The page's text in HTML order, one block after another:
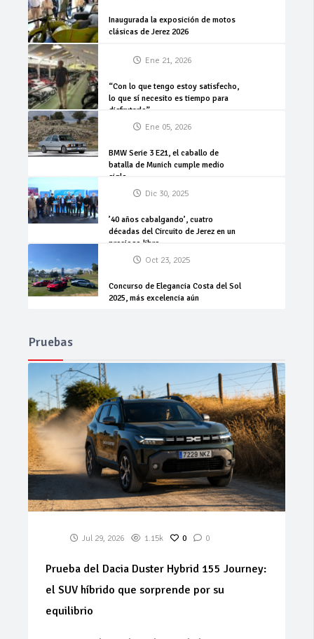
Inaugurada la exposición de motos
clásicas de Jerez 2026
Ene 21, 2026
“Con lo que tengo estoy satisfecho,
lo que sí necesito es tiempo para
disfrutarlo”
Ene 05, 2026
BMW Serie 3 E21, el caballo de
batalla de Munich cumple medio
siglo
Dic 30, 2025
’40 años cabalgando’, cuatro
décadas del Circuito de Jerez en un
precioso libro
Oct 23, 2025
Concurso de Elegancia Costa del Sol
2025, más excelencia aún
Pruebas
Jul 29, 2026 1.15k 0 0
Prueba del Dacia Duster Hybrid 155 Journey:
el SUV híbrido que sorprende por su
equilibrio